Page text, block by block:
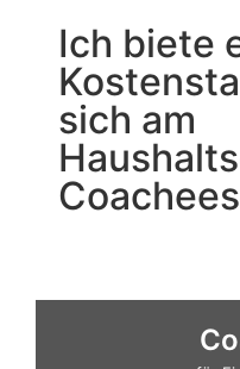
Ich biete
sich am